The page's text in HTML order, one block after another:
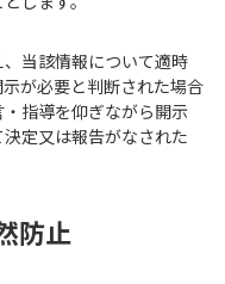
当該情報について適時
が必要と判断された場合
指導を仰ぎながら開示
定又は報告がなされた
防止